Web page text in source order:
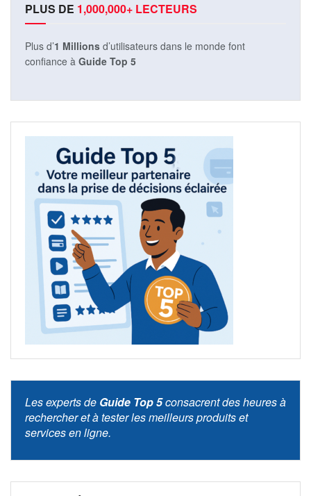
PLUS DE 1,000,000+ LECTEURS
Plus d’1 Millions d’utilisateurs dans le monde font
confiance à Guide Top 5
Les experts de Guide Top 5consacrent des heures à
rechercher et à tester les meilleurs produits et
services en ligne.